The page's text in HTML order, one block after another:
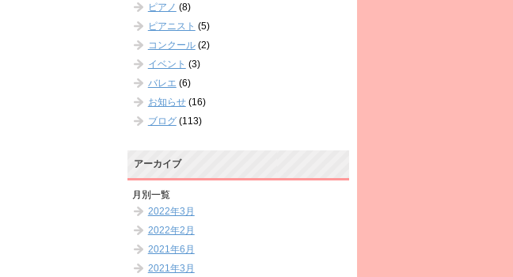
ピアノ (8)
ピアニスト (5)
コンクール(2)
イベント (3)
バレエ (6)
お知らせ(16)
ブログ(113)
アーカイブ
月別一覧
2022年3月
2022年2月
2021年6月
2021年3月